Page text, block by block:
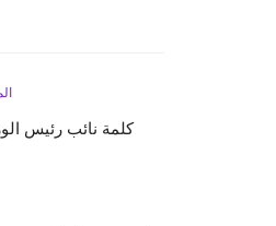
‏كلمة نائب رئيس